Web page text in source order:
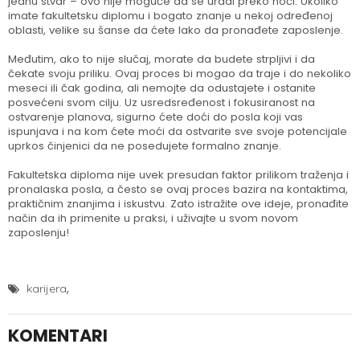
imate fakultetsku diplomu i bogato znanje u nekoj određenoj
oblasti, velike su šanse da ćete lako da pronađete zaposlenje.
Međutim, ako to nije slučaj, morate da budete strpljivi i da
čekate svoju priliku. Ovaj proces bi mogao da traje i do nekoliko
meseci ili čak godina, ali nemojte da odustajete i ostanite
posvećeni svom cilju. Uz usredsređenost i fokusiranost na
ostvarenje planova, sigurno ćete doći do posla koji vas
ispunjava i na kom ćete moći da ostvarite sve svoje potencijale
uprkos činjenici da ne posedujete formalno znanje.
Fakultetska diploma nije uvek presudan faktor prilikom traženja i
pronalaska posla, a često se ovaj proces bazira na kontaktima,
praktičnim znanjima i iskustvu. Zato istražite ove ideje, pronađite
način da ih primenite u praksi, i uživajte u svom novom
zaposlenju!
karijera,
KOMENTARI